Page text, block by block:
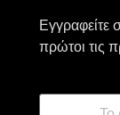
Εγγραφείτε
πρώτοι τις